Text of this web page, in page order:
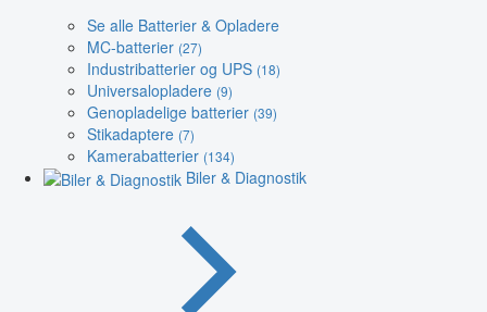
Se alle Batterier & Opladere
MC-batterier (27)
Industribatterier og UPS (18)
Universalopladere (9)
Genopladelige batterier (39)
Stikadaptere (7)
Kamerabatterier (134)
Biler & Diagnostik